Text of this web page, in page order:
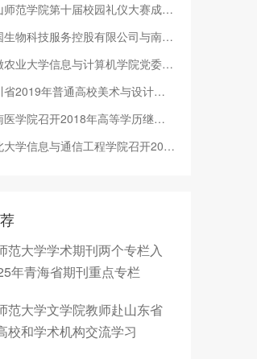
范学院第十届校园礼仪大赛成功落幕
科技服务控股有限公司与南京医科大学签署战略合作协议
业大学信息与计算机学院党委开展党员集中培训
年普通高校美术与设计类招生考试(绵阳考点)在绵阳师范
院召开2018年高等学历继续教育招生录取工作协调会
信息与通信工程学院召开2018级新生成长导师聘任暨学生之
范大学学术期刊两个专栏入
年青海省期刊重点专栏
范大学文学院教师赴山东省
校和学术机构交流学习